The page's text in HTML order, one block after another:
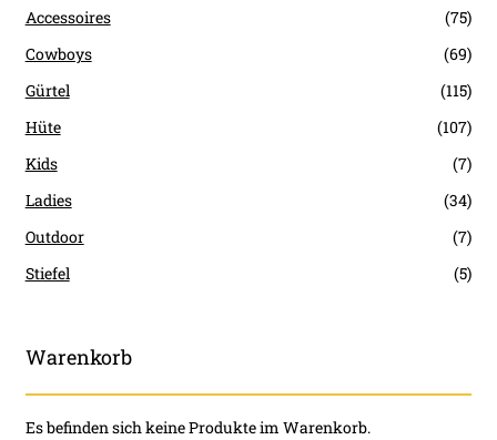
Accessoires
(75)
Cowboys
(69)
Gürtel
(115)
Hüte
(107)
Kids
(7)
Ladies
(34)
Outdoor
(7)
Stiefel
(5)
Warenkorb
Es befinden sich keine Produkte im Warenkorb.